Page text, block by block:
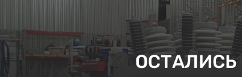
ОСТАЛИСЬ